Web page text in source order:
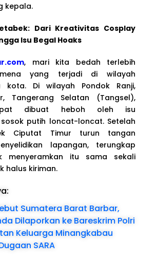
kepala.
Dari Kreativitas Cosplay
Isu Begal Hoaks
, mari kita bedah terlebih
yang terjadi di wilayah
kota. Di wilayah Pondok Ranji,
Tangerang Selatan (Tangsel),
dibuat heboh oleh isu
putih loncat-loncat. Setelah
Ciputat Timur turun tangan
lapangan, terungkap
menyeramkan itu sama sekali
halus kiriman.
Sumatera Barat Barbar,
Dilaporkan ke Bareskrim Polri
Keluarga Minangkabau
SARA